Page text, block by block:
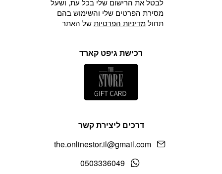
מסירת הפרטים שלי והשימוש בהם
תחולמדיניות הפרטיותשל האתר
דרכים ליצירת קשר
the.onlinestor.il@gmail.com
0503336049
רכישת גיפט קארד